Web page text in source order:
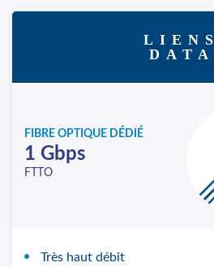
LIENS
DATA
FIBRE OPTIQUE DÉDIÉ
1 Gbps
FTTO
Très haut débit